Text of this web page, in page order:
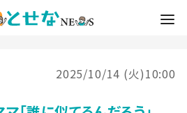
2025/10/14 (火)10:00